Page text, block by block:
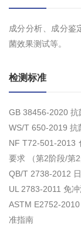
成分分析、成分鉴
菌效果测试等。
检测标准
GB 38456-2020 抗
WS/T 650-2019 抗
NF T72-501-2013
要求 （第2阶段/第2
QB/T 2738-2012
UL 2783-2011 免
ASTM E2752-
准指南